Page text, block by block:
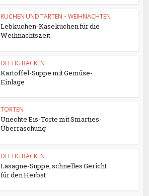
KUCHEN UND TARTEN • WEIHNACHTEN
Lebkuchen-Käsekuchen für die
Weihnachtszeit
DEFTIG BACKEN
Kartoffel-Suppe mit Gemüse-
Einlage
TORTEN
Unechte Eis-Torte mit Smarties-
Überraschung
DEFTIG BACKEN
Lasagne-Suppe, schnelles Gericht
für den Herbst